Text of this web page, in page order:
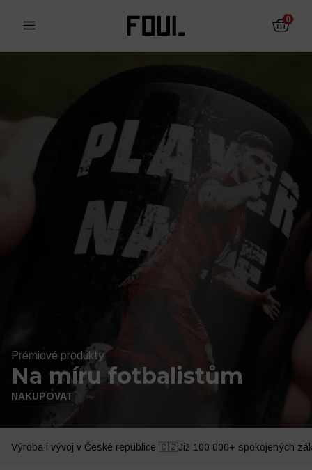
0
Fotbalové chrániče Ponožky
Prémiové produkty
Na míru fotbalistům
NAKUPOVAT
Výroba i vývoj v České republice 🇨🇿Již 100 000+ spokojených